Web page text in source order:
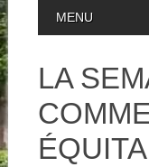
MAIN
MENU
LA